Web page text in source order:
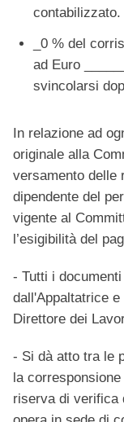
contabilizzato.
_0 % del
ad Euro
svincolarsi
In relazione ad
originale alla
versamento delle
dipendente del
vigente al
l’esigibilità del
- Tutti i
dall'Appaltatrice
Direttore dei
- Si dà atto tra le
la
riserva di verifica